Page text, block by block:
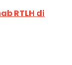
RTLH di